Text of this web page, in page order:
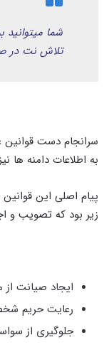
شما میتوانید
تلاش نت در
به اطلاعات دامنه ها
پیام اصلی این
زیر بود که تصویب و
ایجاد صیانت از
رعایت حریم
جلوگیری از